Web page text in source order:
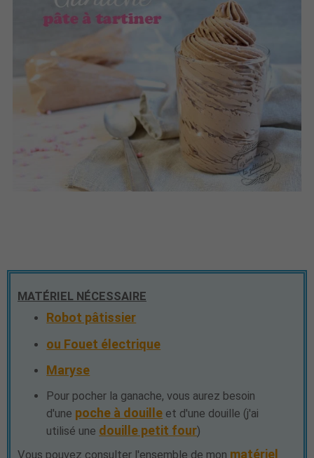
MATÉRIEL NÉCESSAIRE
Robot pâtissier
ou Fouet électrique
Maryse
Pour pocher la ganache, vous aurez besoin
d'une poche à douille et d'une douille (j'ai
utilisé une douille petit four)
Vous pouvez consulter l'ensemble de mon matériel